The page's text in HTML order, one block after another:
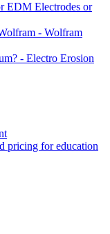
EDM Electrodes or
- Wolfram
- Electro Erosion
pricing for education